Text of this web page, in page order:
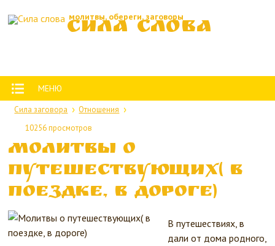
Сила слова
молитвы, обереги, заговоры
МЕНЮ
Сила заговора
Отношения
10256 просмотров
Молитвы о
путешествующих( в
поездке, в дороге)
В путешествиях, в
дали от дома родного,